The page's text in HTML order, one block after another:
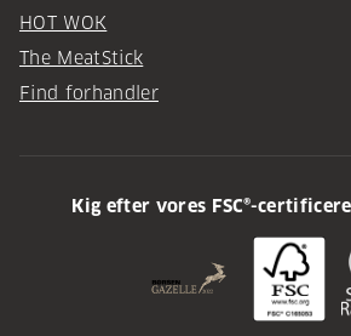
HOT WOK
The MeatStick
Find forhandler
Kig efter vores FSC®-